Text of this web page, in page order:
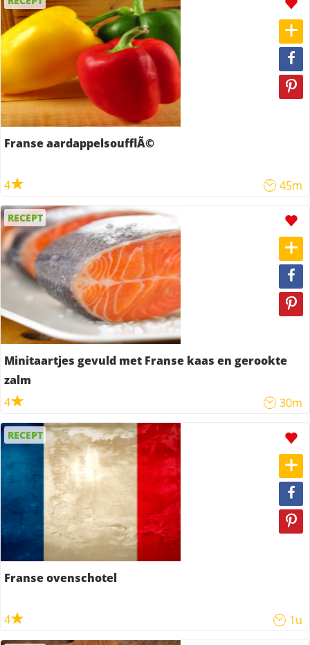
Franse aardappelsoufflÃ©
4 45m
RECEPT
Minitaartjes gevuld met Franse kaas en gerookte
zalm
4
30m
RECEPT
Franse ovenschotel
4 1u